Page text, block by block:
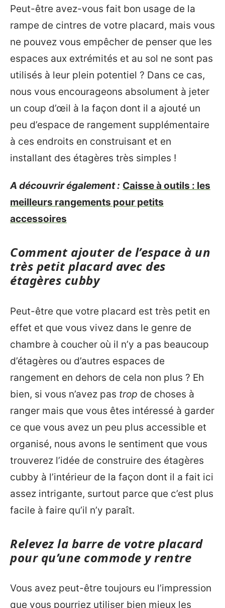
Peut-être avez-vous fait bon usage de la
rampe de cintres de votre placard, mais vous
ne pouvez vous empêcher de penser que les
espaces aux extrémités et au sol ne sont pas
utilisés à leur plein potentiel ? Dans ce cas,
nous vous encourageons absolument à jeter
un coup d’œil à la façon dont il a ajouté un
peu d’espace de rangement supplémentaire
à ces endroits en construisant et en
installant des étagères très simples !
A découvrir également : Caisse à outils : les
meilleurs rangements pour petits
accessoires
Comment ajouter de l’espace à un
très petit placard avec des
étagères cubby
Peut-être que votre placard est très petit en
effet et que vous vivez dans le genre de
chambre à coucher où il n’y a pas beaucoup
d’étagères ou d’autres espaces de
rangement en dehors de cela non plus ? Eh
bien, si vous n’avez pas trop de choses à
ranger mais que vous êtes intéressé à garder
ce que vous avez un peu plus accessible et
organisé, nous avons le sentiment que vous
trouverez l’idée de construire des étagères
cubby à l’intérieur de la façon dont il a fait ici
assez intrigante, surtout parce que c’est plus
facile à faire qu’il n’y paraît.
Relevez la barre de votre placard
pour qu’une commode y rentre
Vous avez peut-être toujours eu l’impression
que vous pourriez utiliser bien mieux les